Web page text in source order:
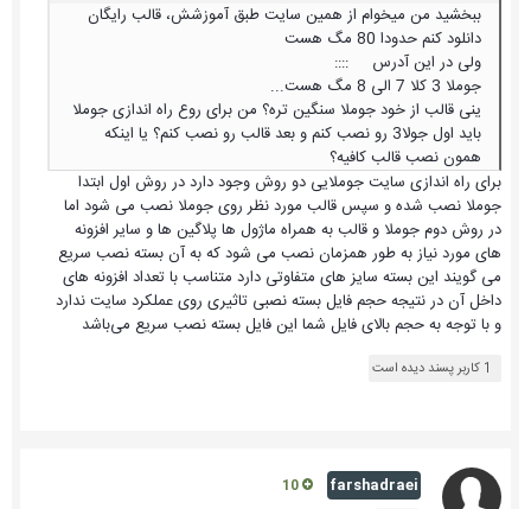
ببخشید من میخوام از همین سایت طبق آموزشش، قالب رایگان
دانلود کنم حدودا 80 مگ هست
ولی در این آدرس ::::
جوملا 3 کلا 7 الی 8 مگ هست...
ینی قالب از خود جوملا سنگین تره؟ من برای روع راه اندازی جوملا
باید اول جولا3 رو نصب کنم و بعد قالب رو نصب کنم؟ یا اینکه
همون نصب قالب کافیه؟
برای راه اندازی سایت جوملایی دو روش وجود دارد در روش اول ابتدا
جوملا نصب شده و سپس قالب مورد نظر روی جوملا نصب می شود اما
در روش دوم جوملا و قالب به همراه ماژول ها پلاگین ها و سایر افزونه
های مورد نیاز به طور همزمان نصب می شود که به آن بسته نصب سریع
می گویند این بسته سایز های متفاوتی دارد متناسب با تعداد افزونه های
داخل آن در نتیجه حجم فایل بسته نصبی تاثیری روی عملکرد سایت ندارد
و با توجه به حجم بالای فایل شما این فایل بسته نصب سریع می‌باشد
1 کاربر پسند دیده است
farshadraei